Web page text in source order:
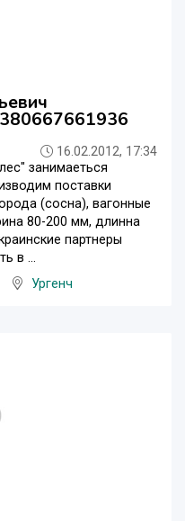
16.02.2012, 17:34
занимаеться
поставки
(сосна), вагонные
80-200 мм, длинна
партнеры
в ...
Ургенч